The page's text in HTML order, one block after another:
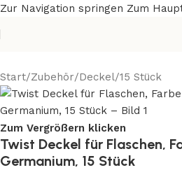
Zur Navigation springen Zum
Start/Zubehör/Deckel/15 Stück
Zum Vergrößern klicken
Twist Deckel für Flaschen,
Germanium, 15 Stück